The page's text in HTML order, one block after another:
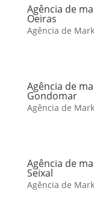
Agência de
Oeiras
Agência de
Agência de
Gondomar
Agência de
Agência de
Seixal
Agência de